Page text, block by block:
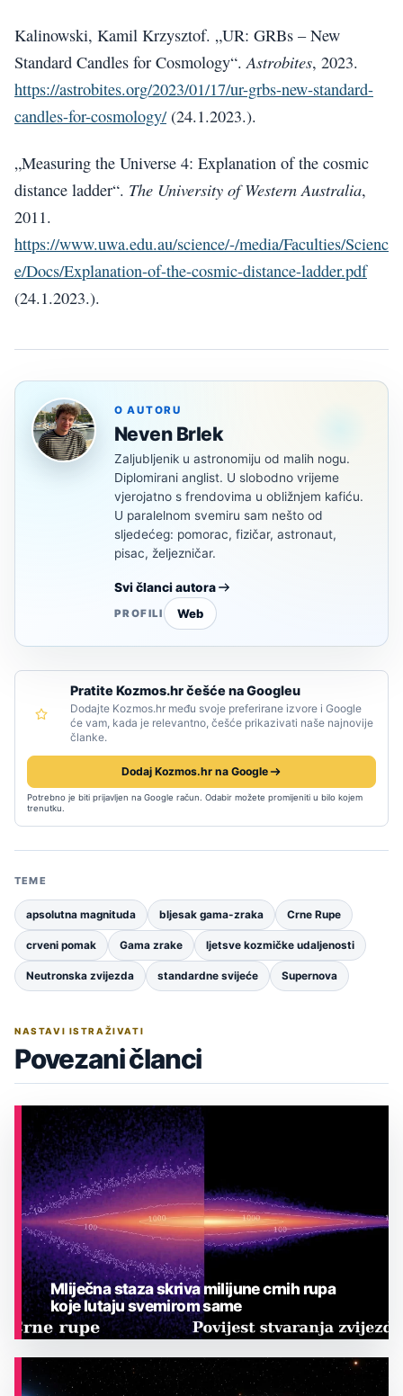
Kalinowski, Kamil Krzysztof. „UR: GRBs – New
Standard Candles for Cosmology“.Astrobites, 2023.
https://astrobites.org/2023/01/17/ur-grbs-new-standard-
candles-for-cosmology/ (24.1.2023.).
„Measuring the Universe 4: Explanation of the cosmic
distance ladder“. The University of Western Australia,
2011.
https://www.uwa.edu.au/science/-/media/Faculties/Scienc
e/Docs/Explanation-of-the-cosmic-distance-ladder.pdf
(24.1.2023.).
O AUTORU
Neven Brlek
Zaljubljenik u astronomiju od malih nogu.
Diplomirani anglist. U slobodno vrijeme
vjerojatno s frendovima u obližnjem kafiću.
U paralelnom svemiru sam nešto od
sljedećeg: pomorac, fizičar, astronaut,
pisac, željezničar.
Svi članci autora
PROFILI Web
Pratite Kozmos.hr češće na Googleu
Dodajte Kozmos.hr među svoje preferirane izvore i Google
će vam, kada je relevantno, češće prikazivati naše najnovije
članke.
Dodaj Kozmos.hr na Google
Potrebno je biti prijavljen na Google račun. Odabir možete promijeniti u bilo kojem
trenutku.
TEME
apsolutna magnituda bljesak gama-zraka Crne Rupe
crveni pomak Gama zrake ljetsve kozmičke udaljenosti
Neutronska zvijezda standardne svijeće Supernova
NASTAVI ISTRAŽIVATI
Povezani članci
ASTRONOMIJA
Mliječna staza skriva milijune crnih rupa
koje lutaju svemirom same